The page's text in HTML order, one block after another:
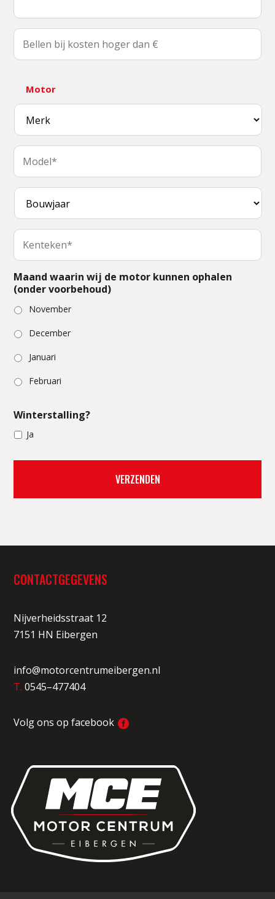
Motor
Maand waarin wij de motor kunnen ophalen
(onder voorbehoud)
November
December
Januari
Februari
Winterstalling?
Ja
CONTACTGEGEVENS
Nijverheidsstraat 12
7151 HN Eibergen
info@motorcentrumeibergen.nl
T. 0545–477404
Volg ons op facebook